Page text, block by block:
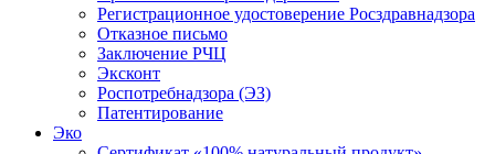
Регистрационное удостоверение Росздравнадзора
Отказное письмо
Заключение РЧЦ
Эксконт
Роспотребнадзора (ЭЗ)
Патентирование
Эко